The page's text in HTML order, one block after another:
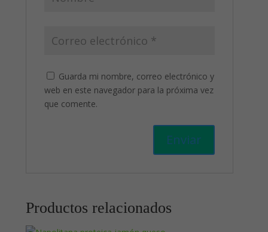
Guarda mi nombre, correo electrónico y
web en este navegador para la próxima vez
que comente.
Productos relacionados